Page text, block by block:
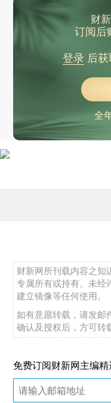
财
订阅后
登录后获
全
财新网所刊载内容之知
专属所有或持有。未经
建立镜像等任何使用。
如有意愿转载，请发邮
确认及授权后，方可转
免费订阅财新网主编